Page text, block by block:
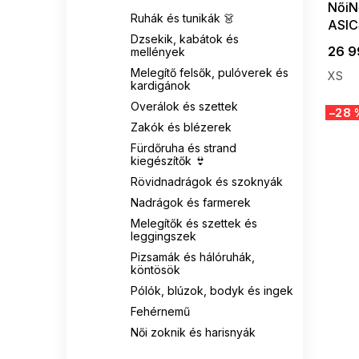
CANA 1
COCO ANGELO
CORNETTE 4
COTONELLA
DE LAFENSE 25
DOCTOR NAP 38
DONNA 1
Öko szarvasbőr 0
88 % nylon 1
88 % polyester
Bambusová viskóza 1
65 % polyester
Celulóza 0
Triacetát 0
Poyester 1
1
22
34-38 1
35-37 2
35-38 22
35/38 7
406
36-38 5
Ruhák és tunikák 👗
Dzsekik, kabátok és
mellények
Melegítő felsők, pulóverek és
kardigánok
Overálok és szettek
Zakók és blézerek
Fürdőruha és strand
kiegészítők 👙
Rövidnadrágok és szoknyák
Nadrágok és farmerek
Melegítők és szettek és
leggingszek
Pizsamák és hálóruhák,
köntösök
Pólók, blúzok, bodyk és ingek
Fehérnemű
Női zoknik és harisnyák
zöld
26
XS
–28